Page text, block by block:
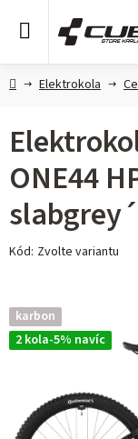
DomůElektrokola
ONE44
Kód: Zvolte variantu
karbon
2 kola-5% navíc